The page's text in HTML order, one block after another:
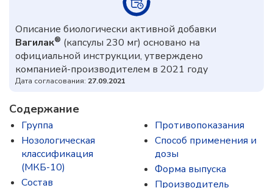
Описание биологически активной добавки
Вагилак® (капсулы 230 мг) основано на
официальной инструкции, утверждено
компанией-производителем в 2021 году
Дата согласования: 27.09.2021
Содержание
Группа
Нозологическая
классификация
(МКБ-10)
Состав
Противопоказания
Способ применения и
дозы
Форма выпуска
Производитель